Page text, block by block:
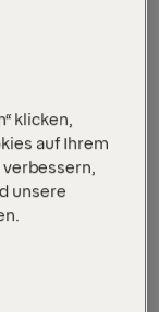
klicken,
auf Ihrem
unsere